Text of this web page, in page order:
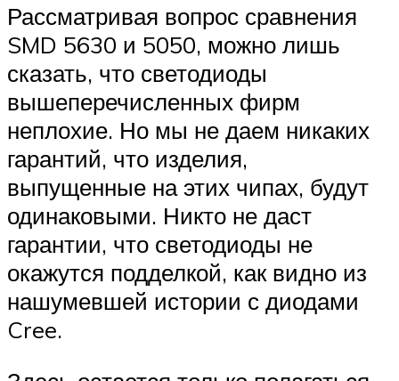
Рассматривая вопрос сравнения
SMD 5630 и 5050, можно лишь
сказать, что светодиоды
вышеперечисленных фирм
неплохие. Но мы не даем никаких
гарантий, что изделия,
выпущенные на этих чипах, будут
одинаковыми. Никто не даст
гарантии, что светодиоды не
окажутся подделкой, как видно из
нашумевшей истории с диодами
Cree.